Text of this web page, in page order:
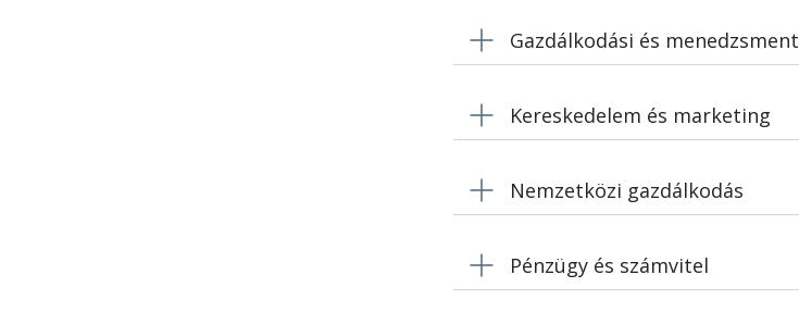
Gazdálkodási és menedzsment
Kereskedelem és marketing
Nemzetközi gazdálkodás
Pénzügy és számvitel